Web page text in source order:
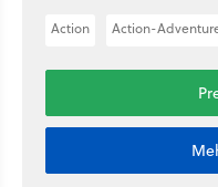
Action Action-